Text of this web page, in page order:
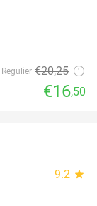
Regulier €20,25
€16,50
9.2 star